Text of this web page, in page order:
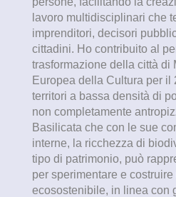
lavoro multidisciplinari che
imprenditori, decisori
cittadini. Ho contribuito al
trasformazione della città di
Europea della Cultura per il
territori a bassa densità di
non completamente
Basilicata che con le sue
interne, la ricchezza di
tipo di patrimonio, può
per sperimentare e
ecosostenibile, in linea con